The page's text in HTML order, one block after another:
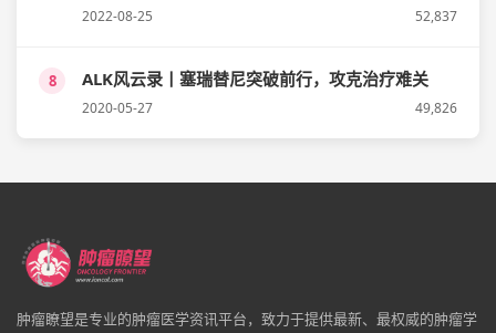
2022-08-25 52,837
8 ALK风云录丨塞瑞替尼突破前行，攻克治疗难关
2020-05-27 49,826
肿瘤瞭望是专业的肿瘤医学资讯平台，致力于提供最新、最权威的肿瘤学